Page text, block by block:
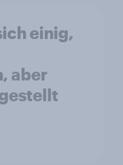
einig,
aber